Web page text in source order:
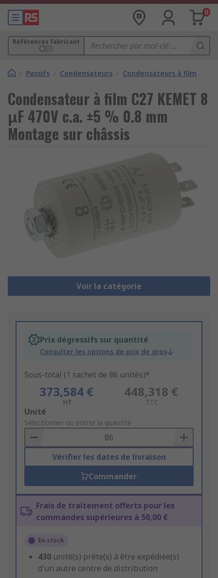
0
Références fabricant
/ Passifs / Condensateurs / Condensateurs à film
Condensateur à film C27 KEMET 8
μF 470V c.a. ±5 % 0.8 mm
Montage sur châssis
Voir la catégorie
Prix dégressifs sur quantité
Consulter les options de prix de gros
Sous-total (1 sachet de 86 unités)*
373,584 €
HT
448,318 €
TTC
Add
to
Basket
Unité
Sélectionner ou entrer la quantité
Vérifier les dates de livraison
Commander
Frais de traitement offerts pour les
commandes supérieures à 50,00 €
En stock
430 unité(s) prête(s) à être expédiée(s)
d'un autre centre de distribution